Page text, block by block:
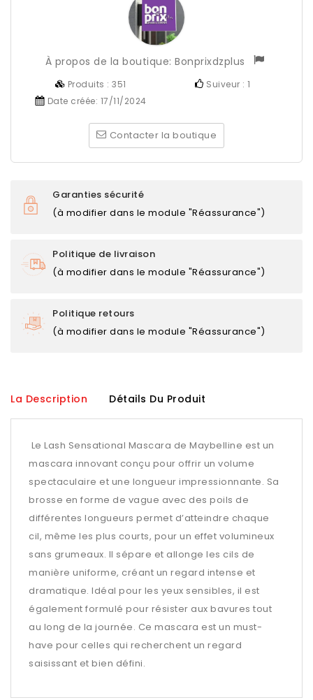
À propos de la boutique:Bonprixdzplus
Produits :351 Suiveur : 1
Date créée: 17/11/2024
Contacter la boutique
Garanties sécurité
(à modifier dans le module "Réassurance")
Politique de livraison
(à modifier dans le module "Réassurance")
Politique retours
(à modifier dans le module "Réassurance")
La Description Détails Du Produit
Le Lash Sensational Mascara de Maybelline est un
mascara innovant conçu pour offrir un volume
spectaculaire et une longueur impressionnante. Sa
brosse en forme de vague avec des poils de
différentes longueurs permet d’atteindre chaque
cil, même les plus courts, pour un effet volumineux
sans grumeaux. Il sépare et allonge les cils de
manière uniforme, créant un regard intense et
dramatique. Idéal pour les yeux sensibles, il est
également formulé pour résister aux bavures tout
au long de la journée. Ce mascara est un must-
have pour celles qui recherchent un regard
saisissant et bien défini.